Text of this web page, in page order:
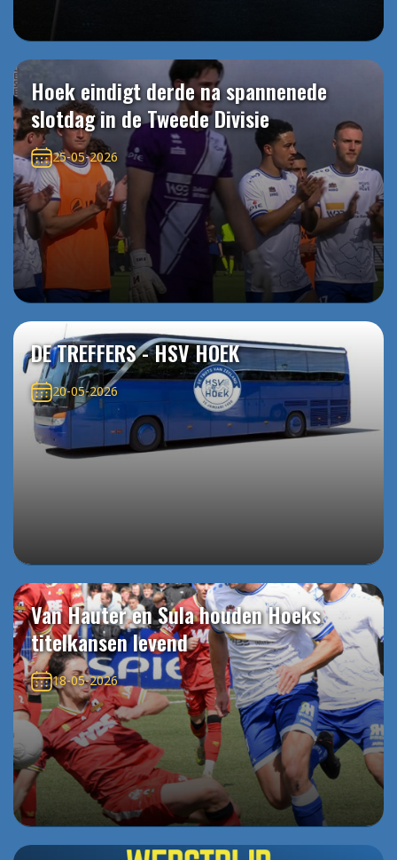
Hoek eindigt derde na spannenede
slotdag in de Tweede Divisie
25-05-2026
DE TREFFERS - HSV HOEK
20-05-2026
Van Hauter en Sula houden Hoeks
titelkansen levend
18-05-2026